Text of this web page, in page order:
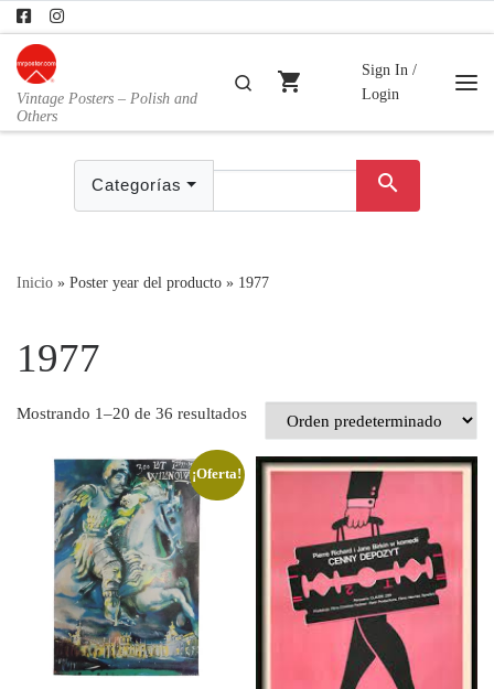
Skip to content
Vintage Posters – Polish and
Others
Buscar
shopping_cart
Sign In /
Login
Categorías search
Inicio » Poster year del producto » 1977
1977
Mostrando 1–20 de 36 resultados
¡Oferta!